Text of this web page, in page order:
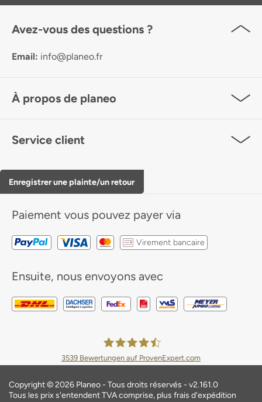
Avez-vous des questions ?
Email: info@planeo.fr
À propos de planeo
Service client
Enregistrer une plainte/un retour
Paiement vous pouvez payer via
Virement bancaire
Ensuite, nous envoyons avec
3539 Bewertungen auf ProvenExpert.com
Copyright © 2026 Planeo - Tous droits réservés - v2.161.0
Tous les prix s'entendent TVA comprise, plus frais d'expédition